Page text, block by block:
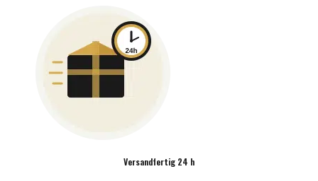
Versandfertig 24 h